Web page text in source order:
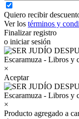
Quiero recibir
Ver los términos y
Finalizar registro
o iniciar sesión
×
Aceptar
×
Producto agregado a